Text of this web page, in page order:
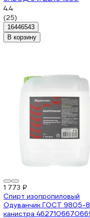
4.4
(25)
16446543
В корзину
1 773 ₽
Спирт изопропиловый
Одуванчик ГОСТ 9805-
канистра